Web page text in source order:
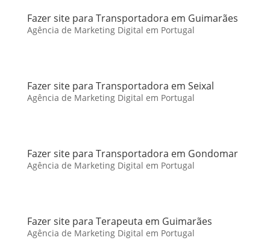
Fazer site para Transportadora em Guimarães
Agência de Marketing Digital em Portugal
Fazer site para Transportadora em Seixal
Agência de Marketing Digital em Portugal
Fazer site para Transportadora em Gondomar
Agência de Marketing Digital em Portugal
Fazer site para Terapeuta em Guimarães
Agência de Marketing Digital em Portugal